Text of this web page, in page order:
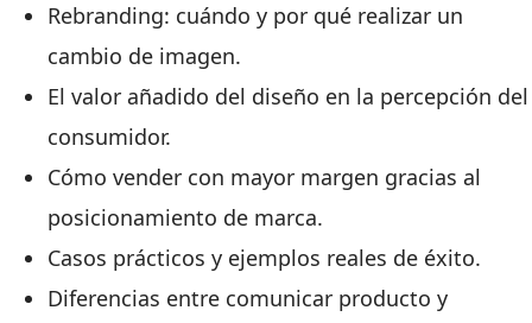
Rebranding: cuándo y por qué realizar un
cambio de imagen.
El valor añadido del diseño en la percepción del
consumidor.
Cómo vender con mayor margen gracias al
posicionamiento de marca.
Casos prácticos y ejemplos reales de éxito.
Diferencias entre comunicar producto y